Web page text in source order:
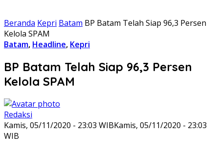
Beranda Kepri Batam BP Batam Telah Siap 96,3 Persen
Kelola SPAM
Batam, Headline, Kepri
BP Batam Telah Siap 96,3 Persen
Kelola SPAM
Redaksi
Kamis, 05/11/2020 - 23:03 WIBKamis, 05/11/2020 - 23:03
WIB